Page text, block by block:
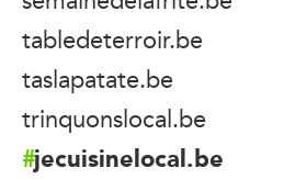
tabledeterroir.be
taslapatate.be
trinquonslocal.be
jecuisinelocal.be